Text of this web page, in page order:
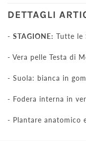
DETTAGLI
- STAGIONE: Tutte le
- Vera pelle Testa di
- Suola: bianca in
- Fodera interna in
- Plantare anatomico